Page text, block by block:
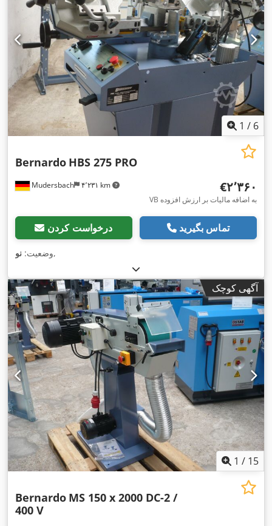
1 / 6
Mudersbach ۴٬۲۳۱ km
Bernardo HBS 275 PRO
‎€۲٬۳۶۰
VB به اضافه مالیات بر ارزش افزوده
درخواست کردن تماس بگیرید
وضعیت: نو ,
آگهی کوچک
1 / 15
Bernardo MS 150 x 2000 DC-2 /
400 V